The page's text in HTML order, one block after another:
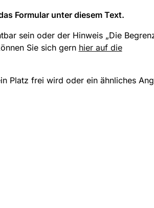
Formular unter diesem Text.
sein oder der Hinweis „Die
Sie sich gern hier auf die
Platz frei wird oder ein ähnliches